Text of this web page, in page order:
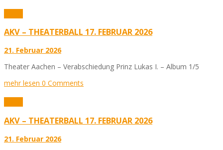
AKV – THEATERBALL 17. FEBRUAR 2026
21. Februar 2026
Theater Aachen – Verabschiedung Prinz Lukas I. – Album 1/5
mehr lesen 0 Comments
AKV – THEATERBALL 17. FEBRUAR 2026
21. Februar 2026